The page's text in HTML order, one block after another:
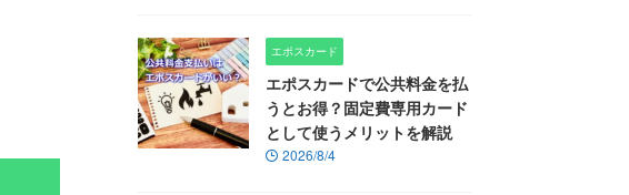
エポスカード
エポスカードで公共料金を払
うとお得？固定費専用カード
として使うメリットを解説
2026/8/4